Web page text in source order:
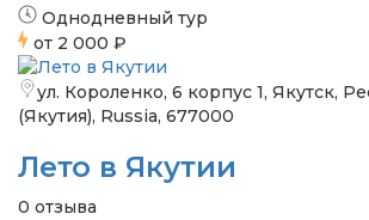
Однодневный тур
от 2 000 ₽
ул. Короленко, 6 корпус 1, Якутск,
(Якутия), Russia, 677000
Лето в Якутии
0 отзыва